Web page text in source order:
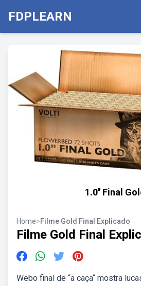
FDPLEARN
1.0'' Final
Home>Filme Gold Final Explicado
Filme Gold Final
Webo final de “a caça“ mostra